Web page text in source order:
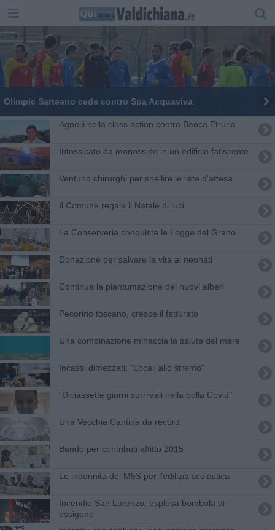
Olimpic Sarteano cede contro Spa Acquaviva
Agnelli nella class action contro Banca Etruria
Intossicato da monossido in un edificio fatiscente
Ventuno chirurghi per snellire le liste d'attesa
​Il Comune regala il Natale di luci
La Conserveria conquista le Logge del Grano
Donazione per salvare la vita ai neonati
Continua la piantumazione dei nuovi alberi
Pecorino toscano, cresce il fatturato
Una combinazione minaccia la salute del mare
Incassi dimezzati, "Locali allo stremo"
​“Diciassette giorni surrreali nella bolla Covid"
Una Vecchia Cantina da record
Bando per contributi affitto 2015
Le indennità del M5S per l'edilizia scolastica
Incendio San Lorenzo, esplosa bombola di
ossigeno